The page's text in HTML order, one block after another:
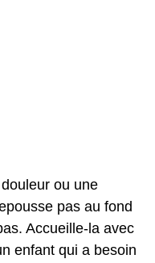
ou une
pas au fond
Accueille-la avec
enfant qui a besoin